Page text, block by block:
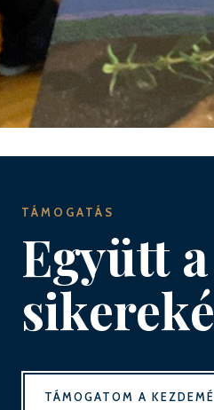
TÁMOGATÁS
Együtt
TÁMOGATOM A